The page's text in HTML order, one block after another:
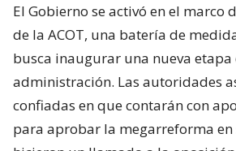
El Gobierno se activó en el marco
de la ACOT, una batería de
busca inaugurar una nueva etapa
administración. Las autoridades
confiadas en que contarán con
para aprobar la megarreforma